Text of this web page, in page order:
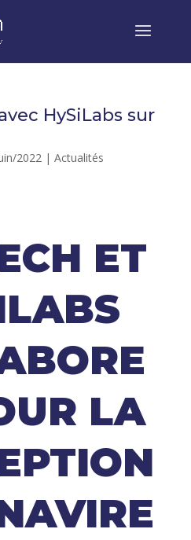
HySiLabs sur
2022| Actualités
ET
LA